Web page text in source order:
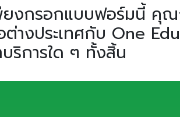
ยงกรอกแบบฟอร์มนี้ คุณ
างประเทศกับ One
บริการใด ๆ ทั้งสิ้น